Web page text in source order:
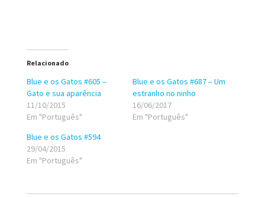
Relacionado
Blue e os Gatos #605 –
Gato e sua aparência
11/10/2015
Em "Português"
Blue e os Gatos #687 – Um
estranho no ninho
16/06/2017
Em "Português"
Blue e os Gatos #594
29/04/2015
Em "Português"